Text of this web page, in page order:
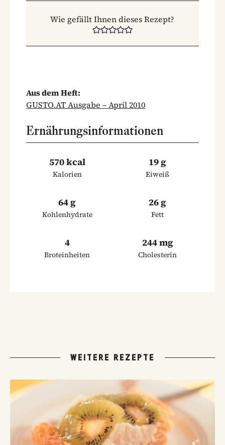
Wie gefällt Ihnen dieses Rezept?
Aus dem Heft:
GUSTO.AT Ausgabe – April 2010
Ernährungsinformationen
570 kcal
Kalorien
19 g
Eiweiß
64 g
Kohlenhydrate
26 g
Fett
4
Broteinheiten
244 mg
Cholesterin
WEITERE REZEPTE